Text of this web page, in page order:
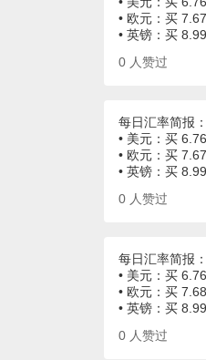
• 欧元：买
• 英镑：买
0 人赞过
每日汇率简报：
• 美元：买
• 欧元：买
• 英镑：买
0 人赞过
每日汇率简报：
• 美元：买
• 欧元：买
• 英镑：买
0 人赞过